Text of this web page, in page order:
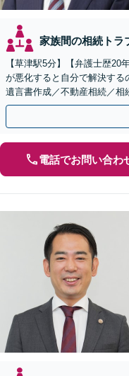
家族間の相続トラ
【草津駅5分】【弁護士歴20
が悪化すると自分で解決する
遺言書作成／不動産相続／相
【相続・遺言に関する初回
電話でお問い合わ